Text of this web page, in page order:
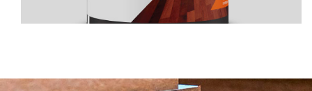
Complementos